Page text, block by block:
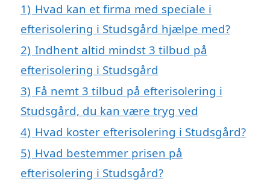
1) Hvad kan et firma med speciale i
efterisolering i Studsgård hjælpe med?
2) Indhent altid mindst 3 tilbud på
efterisolering i Studsgård
3) Få nemt 3 tilbud på efterisolering i
Studsgård, du kan være tryg ved
4) Hvad koster efterisolering i Studsgård?
5) Hvad bestemmer prisen på
efterisolering i Studsgård?